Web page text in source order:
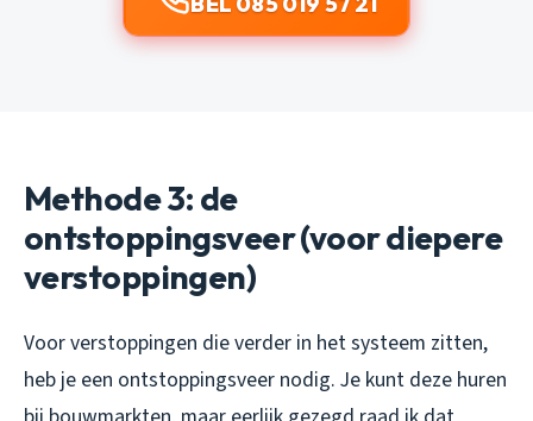
Methode 3: de
ontstoppingsveer (voor diepere
verstoppingen)
Voor verstoppingen die verder in het systeem zitten,
heb je een ontstoppingsveer nodig. Je kunt deze huren